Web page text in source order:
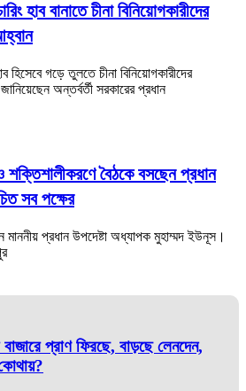
হাব বানাতে চীনা বিনিয়োগকারীদের
হিসেবে গড়ে তুলতে চীনা বিনিয়োগকারীদের
অন্তর্বর্তী সরকারের প্রধান
শক্তিশালীকরণে বৈঠকে বসছেন প্রধান
সব পক্ষের
মাননীয় প্রধান উপদেষ্টা অধ্যাপক মুহাম্মদ ইউনূস।
বাজারে প্রাণ ফিরছে, বাড়ছে লেনদেন,